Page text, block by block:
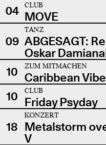
04
CLUB
MOVE
09
TANZ
ABGESAGT:
Oskar
10
ZUM MITMACHEN
Caribbean
10
CLUB
Friday Psyday
18
KONZERT
Metalstorm
V